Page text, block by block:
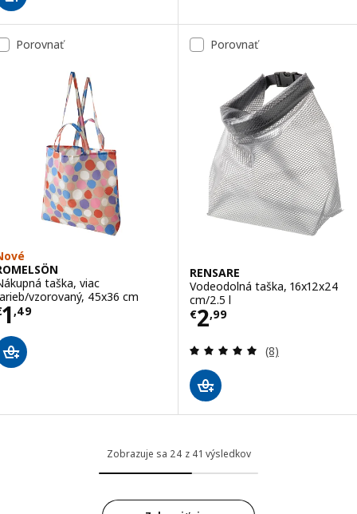
Porovnať
taška, viac
vzorovaný, 45x36 cm
1 ,49 € 1,49
Porovnať
RENSARE
Vodeodolná taška, 16x12x24
cm/2.5 l
€2,99
Cena € 2,99
Prehľad: 4.9 z
(8)
Zobrazuje sa 24 z 41 výsledkov